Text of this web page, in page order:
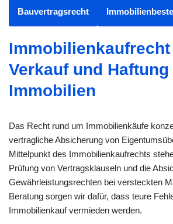
Bauvertragsrecht
Immobilienkaufrecht
Verkauf und Haftung
Immobilien
Das Recht rund um Immobilienkäufe
vertragliche Absicherung von
Mittelpunkt des Immobilienkaufrechts
Prüfung von Vertragsklauseln und die
Gewährleistungsrechten bei versteckten
Beratung sorgen wir dafür, dass teure
Immobilienkauf vermieden werden.